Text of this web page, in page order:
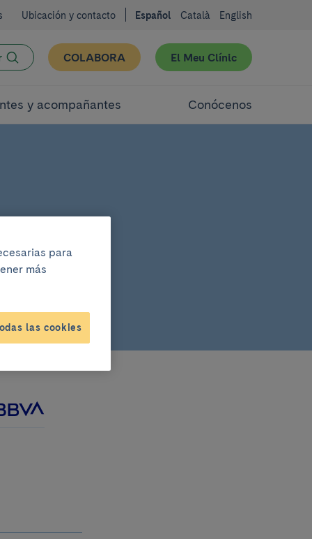
Ubicación y contacto Español Català English
COLABORA El Meu Clínic
y acompañantes Conócenos
para
más
las cookies